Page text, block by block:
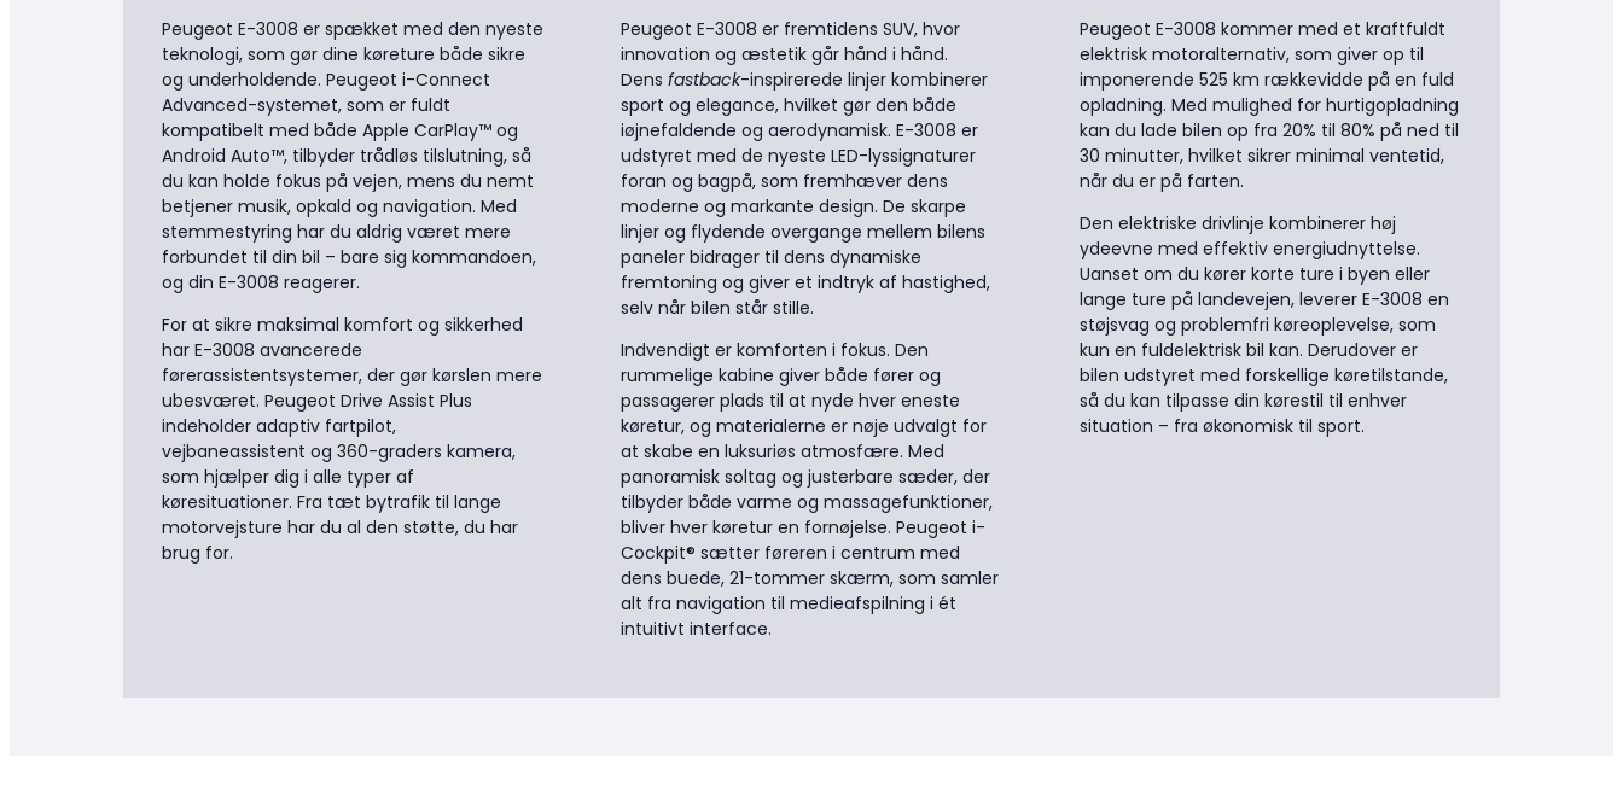
Peugeot E-3008 er spækket med den nyeste
teknologi, som gør dine køreture både sikre
og underholdende. Peugeot i-Connect
Advanced-systemet, som er fuldt
kompatibelt med både Apple CarPlay™ og
Android Auto™, tilbyder trådløs tilslutning, så
du kan holde fokus på vejen, mens du nemt
betjener musik, opkald og navigation. Med
stemmestyring har du aldrig været mere
forbundet til din bil – bare sig kommandoen,
og din E-3008 reagerer.
For at sikre maksimal komfort og sikkerhed
har E-3008 avancerede
førerassistentsystemer, der gør kørslen mere
ubesværet. Peugeot Drive Assist Plus
indeholder adaptiv fartpilot,
vejbaneassistent og 360-graders kamera,
som hjælper dig i alle typer af
køresituationer. Fra tæt bytrafik til lange
motorvejsture har du al den støtte, du har
brug for.
Peugeot E-3008 er fremtidens SUV, hvor
innovation og æstetik går hånd i hånd.
Dens fastback-inspirerede linjer kombinerer
sport og elegance, hvilket gør den både
iøjnefaldende og aerodynamisk. E-3008 er
udstyret med de nyeste LED-lyssignaturer
foran og bagpå, som fremhæver dens
moderne og markante design. De skarpe
linjer og flydende overgange mellem bilens
paneler bidrager til dens dynamiske
fremtoning og giver et indtryk af hastighed,
selv når bilen står stille.
Indvendigt er komforten i fokus. Den
rummelige kabine giver både fører og
passagerer plads til at nyde hver eneste
køretur, og materialerne er nøje udvalgt for
at skabe en luksuriøs atmosfære. Med
panoramisk soltag og justerbare sæder, der
tilbyder både varme og massagefunktioner,
bliver hver køretur en fornøjelse. Peugeot i-
Cockpit® sætter føreren i centrum med
dens buede, 21-tommer skærm, som samler
alt fra navigation til medieafspilning i ét
intuitivt interface.
Peugeot E-3008 kommer med et kraftfuldt
elektrisk motoralternativ, som giver op til
imponerende 525 km rækkevidde på en fuld
opladning. Med mulighed for hurtigopladning
kan du lade bilen op fra 20% til 80% på ned til
30 minutter, hvilket sikrer minimal ventetid,
når du er på farten.
Den elektriske drivlinje kombinerer høj
ydeevne med effektiv energiudnyttelse.
Uanset om du kører korte ture i byen eller
lange ture på landevejen, leverer E-3008 en
støjsvag og problemfri køreoplevelse, som
kun en fuldelektrisk bil kan. Derudover er
bilen udstyret med forskellige køretilstande,
så du kan tilpasse din kørestil til enhver
situation – fra økonomisk til sport.